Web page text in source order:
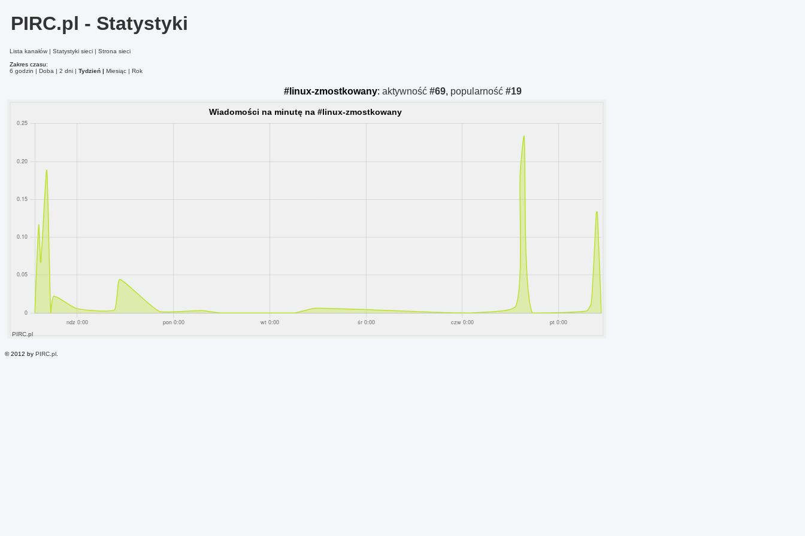
PIRC.pl - Statystyki
Lista kanałów Statystyki sieci
Strona sieci
Zakres czasu:
6 godzin
Doba 2 dni Tydzień Miesiąc Rok
#linux-zmostkowany: aktywność #69, popularność #19
© 2012 by PIRC.pl